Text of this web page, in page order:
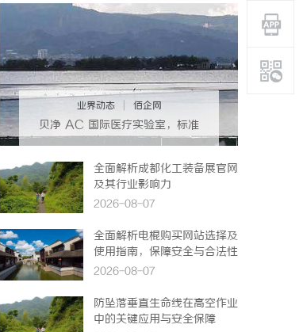
业界动态 佰企网
贝净 AC 国际医疗实验室，标准
化研发体系全解析
全面解析成都化工装备展官网
及其行业影响力
2026-08-07
全面解析电棍购买网站选择及
使用指南，保障安全与合法性
2026-08-07
防坠落垂直生命线在高空作业
中的关键应用与安全保障